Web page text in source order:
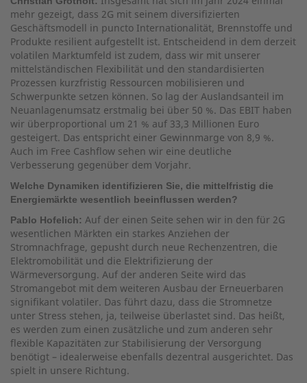
mehr gezeigt, dass 2G mit seinem diversifizierten
Geschäftsmodell in puncto Internationalität, Brennstoffe und
Produkte resilient aufgestellt ist. Entscheidend in dem derzeit
volatilen Marktumfeld ist zudem, dass wir mit unserer
mittelständischen Flexibilität und den standardisierten
Prozessen kurzfristig Ressourcen mobilisieren und
Schwerpunkte setzen können. So lag der Auslandsanteil im
Neuanlagenumsatz erstmalig bei über 50 %. Das EBIT haben
wir überproportional um 21 % auf 33,3 Millionen Euro
gesteigert. Das entspricht einer Gewinnmarge von 8,9 %.
Auch im Free Cashflow sehen wir eine deutliche
Verbesserung gegenüber dem Vorjahr.
Welche Dynamiken identifizieren Sie, die mittelfristig die
Energiemärkte wesentlich beeinflussen werden?
Pablo Hofelich: Auf der einen Seite sehen wir in den für 2G
wesentlichen Märkten ein starkes Anziehen der
Stromnachfrage, gepusht durch neue Rechenzentren, die
Elektromobilität und die Elektrifizierung der
Wärmeversorgung. Auf der anderen Seite wird das
Stromangebot mit dem weiteren Ausbau der Erneuerbaren
signifikant volatiler. Das führt dazu, dass die Stromnetze
unter Stress stehen, ja, teilweise überlastet sind. Das heißt,
es werden zum einen zusätzliche und zum anderen sehr
flexible Kapazitäten zur Stabilisierung der Versorgung
benötigt – idealerweise ebenfalls dezentral ausgerichtet. Das
spielt in unsere Richtung.